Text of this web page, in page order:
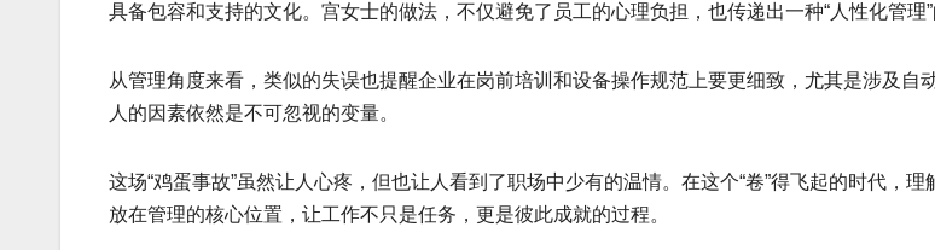
具备包容和支持的文化。宫女士的做法，不仅避免了员工的心理负担，也传递出一种“人性化管理”
从管理角度来看，类似的失误也提醒企业在岗前培训和设备操作规范上要更细致，尤其是涉及
人的因素依然是不可忽视的变量。
这场“鸡蛋事故”虽然让人心疼，但也让人看到了职场中少有的温情。在这个“卷”得飞起的时代，
放在管理的核心位置，让工作不只是任务，更是彼此成就的过程。